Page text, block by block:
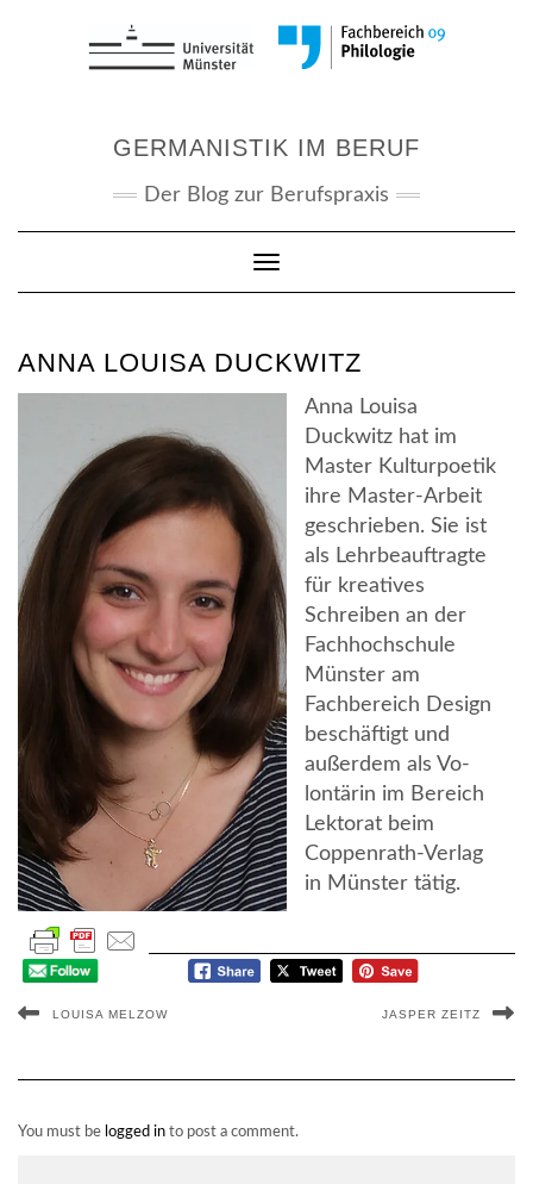
GERMANISTIK IM BERUF
Der Blog zur Berufspraxis
Toggle Navigation
ANNA LOUISA DUCKWITZ
Anna Louisa
Duckwitz hat im
Master Kulturpoetik
ihre Master-Arbeit
geschrieben. Sie ist
als Lehrbeauftragte
für kreatives
Schreiben an der
Fachhochschule
Münster am
Fachbereich Design
beschäftigt und
außerdem als Vo­
lon­tä­rin im Bereich
Lektorat beim
Coppenrath-Verlag
in Münster tätig.
LOUISA MELZOW JASPER ZEITZ
You must be logged in to post a comment.